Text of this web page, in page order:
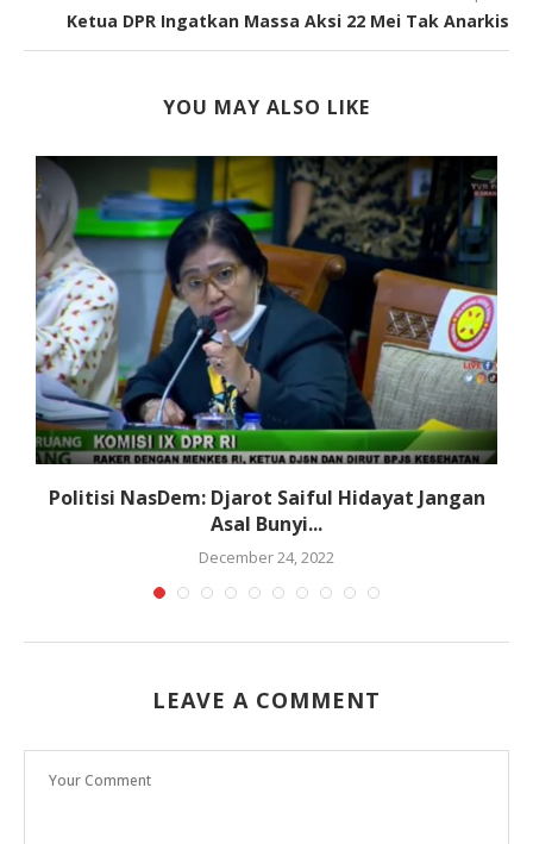
Ketua DPR Ingatkan Massa Aksi 22 Mei Tak Anarkis
YOU MAY ALSO LIKE
Politisi NasDem: Djarot Saiful Hidayat Jangan
Asal Bunyi...
December 24, 2022
LEAVE A COMMENT